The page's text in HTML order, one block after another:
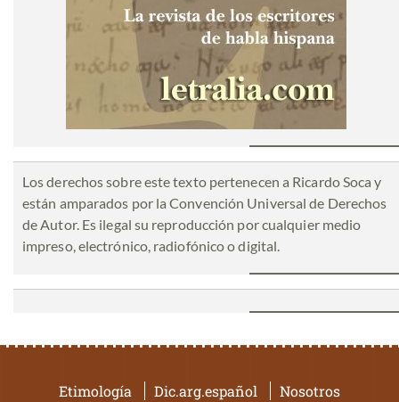
Los derechos sobre este texto pertenecen a Ricardo Soca y
están amparados por la Convención Universal de Derechos
de Autor. Es ilegal su reproducción por cualquier medio
impreso, electrónico, radiofónico o digital.
Etimología Dic.arg.español Nosotros